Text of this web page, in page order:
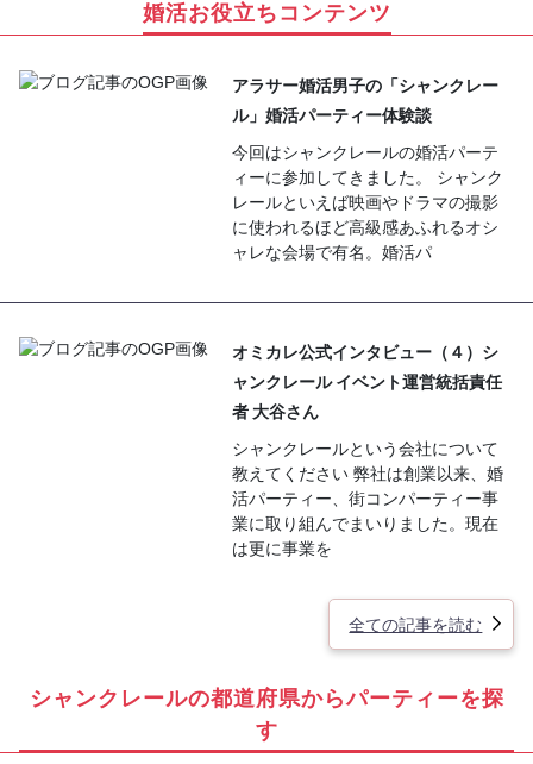
婚活お役立ちコンテンツ
アラサー婚活男子の「シャンクレー
ル」婚活パーティー体験談
今回はシャンクレールの婚活パーテ
ィーに参加してきました。 シャンク
レールといえば映画やドラマの撮影
に使われるほど高級感あふれるオシ
ャレな会場で有名。婚活パ
オミカレ公式インタビュー（４）シ
ャンクレール イベント運営統括責任
者 大谷さん
シャンクレールという会社について
教えてください 弊社は創業以来、婚
活パーティー、街コンパーティー事
業に取り組んでまいりました。現在
は更に事業を
全ての記事を読む
シャンクレールの都道府県からパーティーを探
す